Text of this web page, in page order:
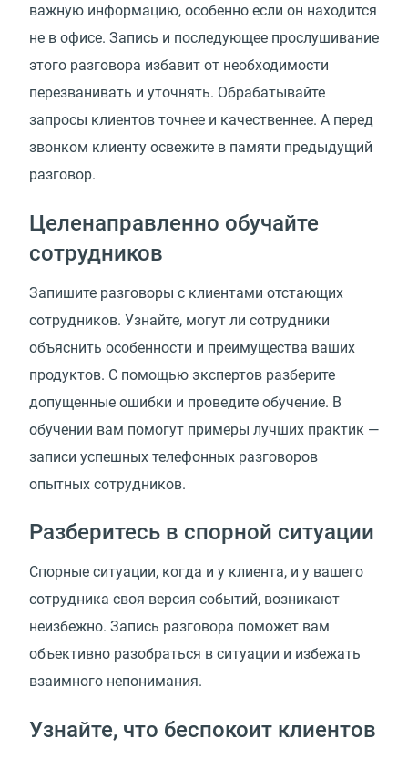
важную информацию, особенно если он находится
не в офисе. Запись и последующее прослушивание
этого разговора избавит от необходимости
перезванивать и уточнять. Обрабатывайте
запросы клиентов точнее и качественнее. А перед
звонком клиенту освежите в памяти предыдущий
разговор.
Целенаправленно обучайте
сотрудников
Запишите разговоры с клиентами отстающих
сотрудников. Узнайте, могут ли сотрудники
объяснить особенности и преимущества ваших
продуктов. С помощью экспертов разберите
допущенные ошибки и проведите обучение. В
обучении вам помогут примеры лучших практик —
записи успешных телефонных разговоров
опытных сотрудников.
Разберитесь в спорной ситуации
Спорные ситуации, когда и у клиента, и у вашего
сотрудника своя версия событий, возникают
неизбежно. Запись разговора поможет вам
объективно разобраться в ситуации и избежать
взаимного непонимания.
Узнайте, что беспокоит клиентов